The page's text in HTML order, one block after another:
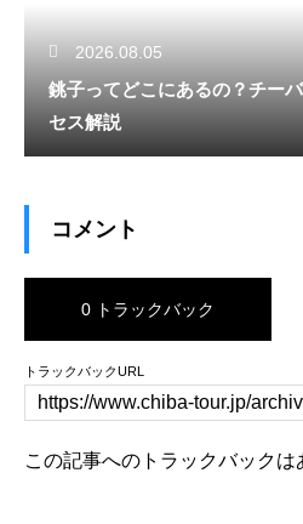
2026.08.05
銚子ってどこにあるの？チー
セス解説
コメント
0 トラックバック
トラックバックURL
この記事へのトラックバックは